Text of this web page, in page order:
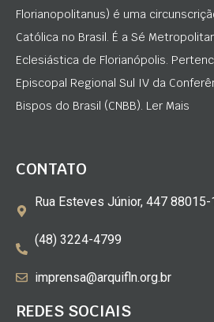
Florianopolitanus) é uma
Católica no Brasil. É a Sé
Eclesiástica de Florianópolis.
Episcopal Regional Sul IV da
Bispos do Brasil (CNBB). Ler Mais
CONTATO
Rua Esteves Júnior, 447
(48) 3224-4799
imprensa@arquifln.org.br
REDES SOCIAIS